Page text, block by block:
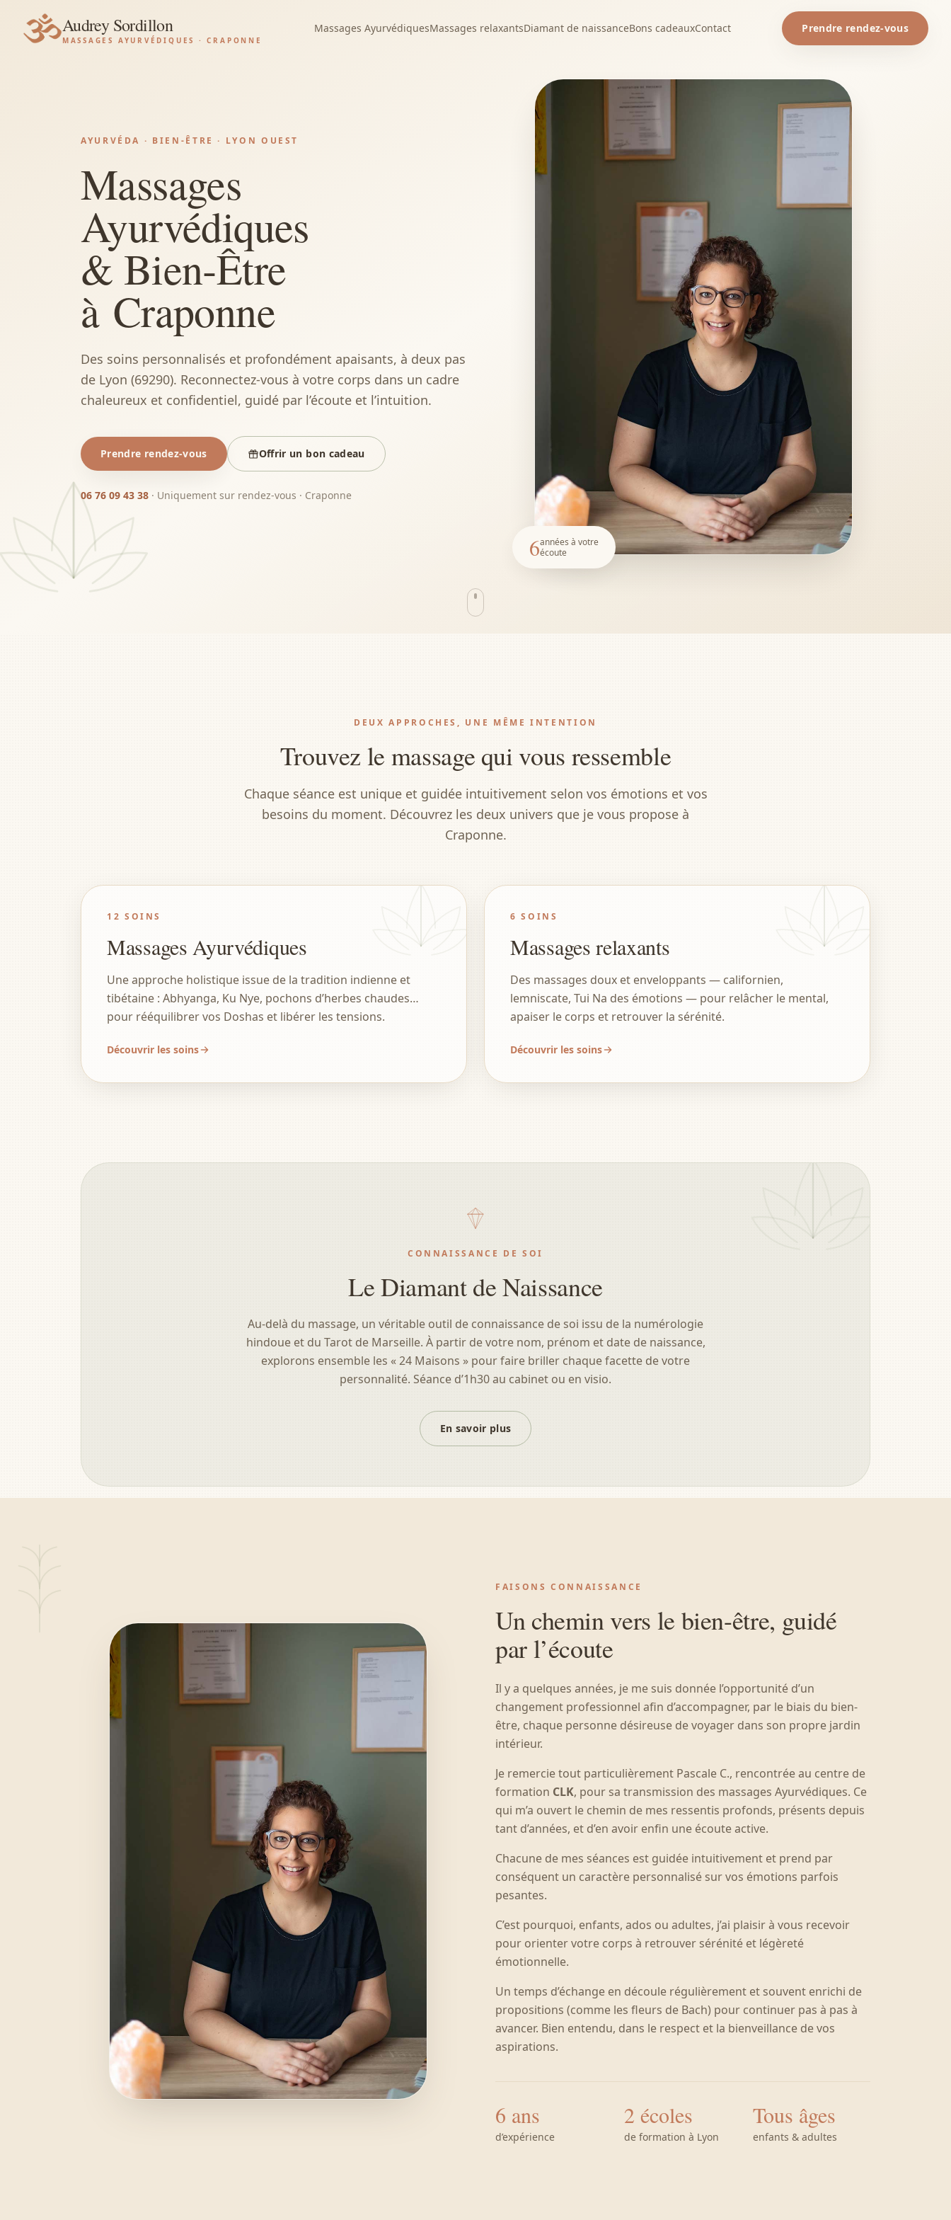
Audrey Sordillon
MASSAGES AYURVÉDIQUES · CRAPONNE
Massages AyurvédiquesMassages relaxantsDiamant de naissanceBons cadeauxContact Prendre rendez-vous
AYURVÉDA · BIEN-ÊTRE · LYON OUEST
Massages
Ayurvédiques
& Bien‑Être
à Craponne
Des soins personnalisés et profondément apaisants, à deux pas
de Lyon (69290). Reconnectez-vous à votre corps dans un cadre
chaleureux et confidentiel, guidé par l’écoute et l’intuition.
Prendre rendez-vous Offrir un bon cadeau
06 76 09 43 38 · Uniquement sur rendez-vous · Craponne
6années à votre
écoute
DEUX APPROCHES, UNE MÊME INTENTION
Trouvez le massage qui vous ressemble
Chaque séance est unique et guidée intuitivement selon vos émotions et vos
besoins du moment. Découvrez les deux univers que je vous propose à
Craponne.
12 SOINS
Massages Ayurvédiques
Une approche holistique issue de la tradition indienne et
tibétaine : Abhyanga, Ku Nye, pochons d’herbes chaudes…
pour rééquilibrer vos Doshas et libérer les tensions.
Découvrir les soins
6 SOINS
Massages relaxants
Des massages doux et enveloppants — californien,
lemniscate, Tui Na des émotions — pour relâcher le mental,
apaiser le corps et retrouver la sérénité.
Découvrir les soins
CONNAISSANCE DE SOI
Le Diamant de Naissance
Au-delà du massage, un véritable outil de connaissance de soi issu de la numérologie
hindoue et du Tarot de Marseille. À partir de votre nom, prénom et date de naissance,
explorons ensemble les « 24 Maisons » pour faire briller chaque facette de votre
personnalité. Séance d’1h30 au cabinet ou en visio.
En savoir plus
FAISONS CONNAISSANCE
Un chemin vers le bien-être, guidé
par l’écoute
Il y a quelques années, je me suis donnée l’opportunité d’un
changement professionnel afin d’accompagner, par le biais du bien-
être, chaque personne désireuse de voyager dans son propre jardin
intérieur.
Je remercie tout particulièrement Pascale C., rencontrée au centre de
formation CLK, pour sa transmission des massages Ayurvédiques. Ce
qui m’a ouvert le chemin de mes ressentis profonds, présents depuis
tant d’années, et d’en avoir enfin une écoute active.
Chacune de mes séances est guidée intuitivement et prend par
conséquent un caractère personnalisé sur vos émotions parfois
pesantes.
C’est pourquoi, enfants, ados ou adultes, j’ai plaisir à vous recevoir
pour orienter votre corps à retrouver sérénité et légèreté
émotionnelle.
Un temps d’échange en découle régulièrement et souvent enrichi de
propositions (comme les fleurs de Bach) pour continuer pas à pas à
avancer. Bien entendu, dans le respect et la bienveillance de vos
aspirations.
6 ans
d’expérience
2 écoles
de formation à Lyon
Tous âges
enfants & adultes